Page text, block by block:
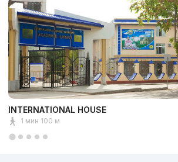
INTERNATIONAL HOUSE
1 мин 100 м